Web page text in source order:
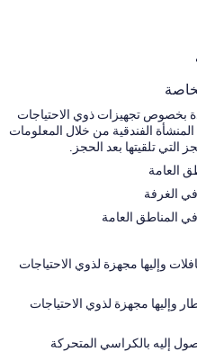
بخصوص تجهيزات ذوي الاحتياجات
الفندقية من خلال المعلومات
التي تلقيتها بعد الحجز.
العامة
الغرفة
المناطق العامة
وإليها مجهزة لذوي الاحتياجات
وإليها مجهزة لذوي الاحتياجات
إليه بالكراسي المتحركة